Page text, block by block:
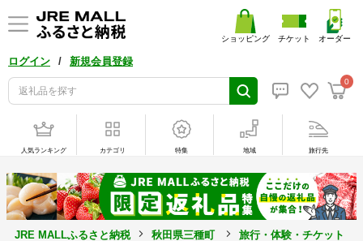
ログイン / 新規会員登録
0
ショッピング チケット オーダー
人気ランキング カテゴリ 特集 地域 旅行先
JRE MALLふるさと納税 秋田県三種町 旅行・体験・チケット